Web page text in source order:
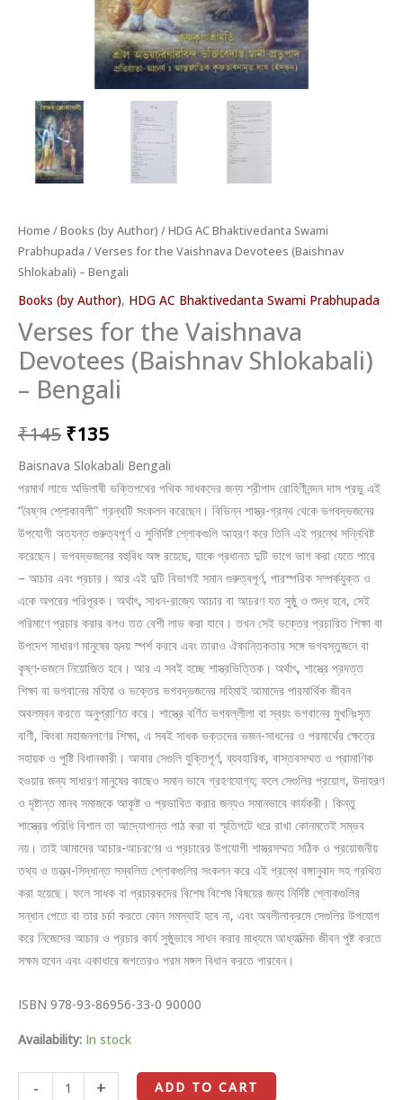
Home /Books (by Author) /HDG AC Bhaktivedanta Swami
Prabhupada / Verses for the Vaishnava Devotees (Baishnav
Shlokabali) – Bengali
Books (by Author), HDG AC Bhaktivedanta Swami Prabhupada
Verses for the Vaishnava
Devotees (Baishnav Shlokabali)
– Bengali
₹145 ₹135
Baisnava Slokabali Bengali
পরমার্থ লাভে অভিলাষী ভক্তিপথের পথিক সাধকদের জন্য শ্রীপাদ রোহিণীনন্দন দাস প্রভু এই
“বৈষ্ণব শ্লোকাবলী” গ্রন্থটি সংকলন করেছেন। বিভিন্ন শাস্ত্র-গ্রন্থ থেকে ভগবদ্ভজনের
উপযোগী অত্যন্ত গুরুত্বপূর্ণ ও সুনির্দিষ্ট শ্লোকগুলি আহরণ করে তিনি এই গ্রন্থে সন্নিবিষ্ট
করেছেন। ভগবদ্ভজনের বহুবিধ অঙ্গ রয়েছে, যাকে প্রধানত দুটি ভাগে ভাগ করা যেতে পারে
– আচার এবং প্রচার। আর এই দুটি বিভাগই সমান গুরুত্বপূর্ণ, পারস্পরিক সম্পর্কযুক্ত ও
একে অপরের পরিপূরক। অর্থাৎ, সাধন-রাজ্যে আচার বা আচরণ যত সুষ্ঠু ও শুদ্ধ হবে, সেই
পরিমাণে প্রচার করার বলও তত বেশী লাভ করা যাবে। তখন সেই ভক্তের প্রচারিত শিক্ষা বা
উপদেশ সাধারণ মানুষের হৃদয় স্পর্শ করবে এবং তারাও ঐকান্তিকতার সঙ্গে ভগবস্তুজনে বা
কৃষ্ণ-ভজনে নিয়োজিত হবে। আর এ সবই হচ্ছে শাস্ত্রভিত্তিক। অর্থাৎ, শাস্ত্রে প্রদত্ত
শিক্ষা বা ভগবানের মহিমা ও ভক্তের ভগবদ্ভজনের মহিমাই আমাদের পারমার্থিক জীবন
অবলম্বন করতে অনুপ্রাণিত করে। শাস্ত্রে বর্ণিত ভগবল্লীলা বা স্বয়ং ভগবানের মুখনিঃসৃত
বাণী, কিংবা মহাজনগণের শিক্ষা, এ সবই সাধক ভক্তদের ভজন-সাধনের ও পরমার্থের ক্ষেত্রে
সহায়ক ও পুষ্টি বিধানকারী। আবার সেগুলি যুক্তিপূর্ণ, ব্যবহারিক, বাস্তবসম্মত ও প্রামাণিক
হওয়ার জন্য সাধারণ মানুষের কাছেও সমান ভাবে গ্রহণযোগ্য; ফলে সেগুলির প্রয়োগ, উদাহরণ
ও দৃষ্টান্ত মানব সমাজকে আকৃষ্ট ও প্রভাবিত করার জন্যও সমানভাবে কার্যকরী। কিন্তু
শাস্ত্রের পরিধি বিশাল তা আদ্যোপান্ত পাঠ করা বা স্মৃতিপটে ধরে রাখা কোনমতেই সম্ভব
নয়। তাই আমাদের আচার-আচরণের ও প্রচারের উপযোগী শাস্ত্রসম্মত সঠিক ও প্রয়োজনীয়
তথ্য ও তত্ত্ব-সিদ্ধান্ত সম্বলিত শ্লোকগুলির সংকলন করে এই গ্রন্থে বঙ্গানুবাদ সহ গ্রথিত
করা হয়েছে। ফলে সাধক বা প্রচারকদের বিশেষ বিশেষ বিষয়ের জন্য নির্দিষ্ট শ্লোকগুলির
সন্ধান পেতে বা তার চর্চা করতে কোন সমস্যাই হবে না, এবং অবলীলাক্রমে সেগুলির উপযোগ
করে নিজেদের আচার ও প্রচার কার্য সুষ্ঠুভাবে সাধন করার মাধ্যমে আধ্যাত্মিক জীবন পুষ্ট করতে
সক্ষম হবেন এবং একাধারে জগতেরও পরম মঙ্গল বিধান করতে পারবেন।
ISBN 978-93-86956-33-0 90000
Availability: In stock
- + ADD TO CART